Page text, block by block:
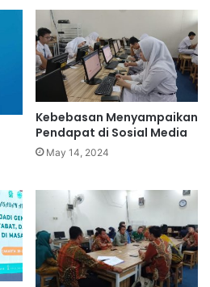
Kebebasan Menyampaikan
Pendapat di Sosial Media
May 14, 2024